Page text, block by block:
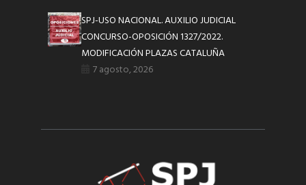
SPJ-USO NACIONAL. AUXILIO JUDICIAL
CONCURSO-OPOSICIÓN 1327/2022.
MODIFICACIÓN PLAZAS CATALUÑA
7 agosto, 2026